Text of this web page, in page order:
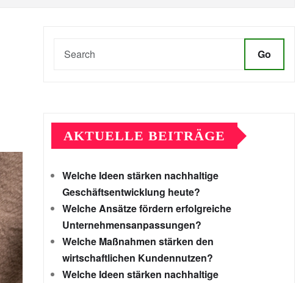
Go
AKTUELLE BEITRÄGE
Welche Ideen stärken nachhaltige
Geschäftsentwicklung heute?
Welche Ansätze fördern erfolgreiche
Unternehmensanpassungen?
Welche Maßnahmen stärken den
wirtschaftlichen Kundennutzen?
Welche Ideen stärken nachhaltige